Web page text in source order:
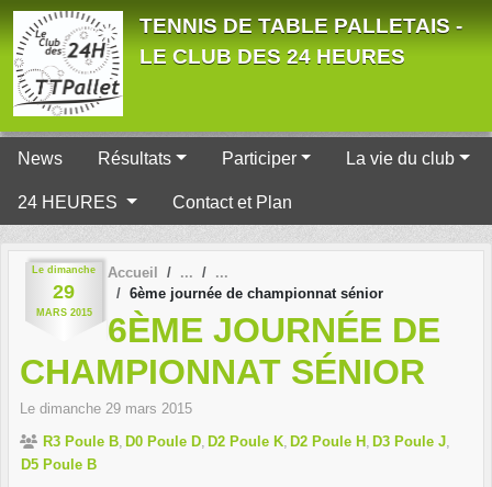
TENNIS DE TABLE PALLETAIS -
LE CLUB DES 24 HEURES
News Résultats Participer La vie du club
24 HEURES Contact et Plan
Le dimanche
29
MARS 2015
Accueil
6ème journée de championnat sénior
6ÈME JOURNÉE DE
CHAMPIONNAT SÉNIOR
Le dimanche 29 mars 2015
R3 Poule B D0 Poule D D2 Poule K D2 Poule H D3 Poule J
D5 Poule B
Panneau de gestion des cookies